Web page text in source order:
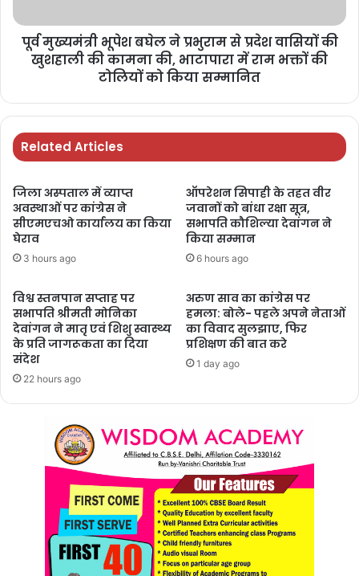
पूर्व मुख्यमंत्री भूपेश बघेल ने प्रभुराम से प्रदेश वासियों की
खुशहाली की कामना की, भाटापारा में राम भक्तों की
टोलियों को किया सम्मानित
Related Articles
जिला अस्पताल में व्याप्त
अवस्थाओं पर कांग्रेस ने
सीएमएचओ कार्यालय का किया
घेराव
3 hours ago
ऑपरेशन सिपाही के तहत वीर
जवानों को बांधा रक्षा सूत्र,
सभापति कौशिल्या देवांगन ने
किया सम्मान
6 hours ago
विश्व स्तनपान सप्ताह पर
सभापति श्रीमती मोनिका
देवांगन ने मातृ एवं शिशु स्वास्थ्य
के प्रति जागरूकता का दिया
संदेश
22 hours ago
अरुण साव का कांग्रेस पर
हमला: बोले- पहले अपने नेताओं
का विवाद सुलझाए, फिर
प्रशिक्षण की बात करे
1 day ago